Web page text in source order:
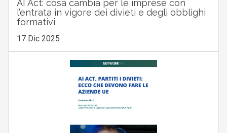
AI Act: cosa cambia per le imprese con
l’entrata in vigore dei divieti e degli obblighi
formativi
17 Dic 2025